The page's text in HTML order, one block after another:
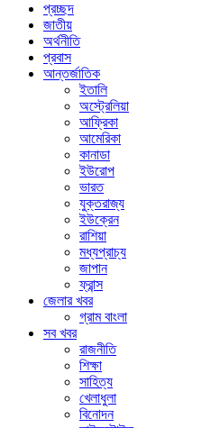
প্রচ্ছদ
জাতীয়
অর্থনীতি
প্রবাস
আন্তর্জাতিক
ইতালি
অস্ট্রেলিয়া
আফ্রিকা
আমেরিকা
কানাডা
ইউরোপ
ভারত
যুক্তরাজ্য
ইউক্রেন
রাশিয়া
মধ্যপ্রাচ্য
জাপান
ফ্রান্স
জেলার খবর
গ্রাম বাংলা
সব খবর
রাজনীতি
শিক্ষা
সাহিত্য
খেলাধুলা
বিনোদন